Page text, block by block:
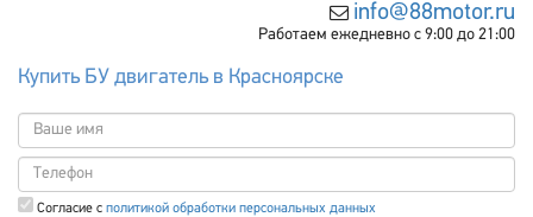
info@88motor.ru
Работаем ежедневно с 9:00 до 21:00
Купить БУ двигатель в Красноярске
Согласие с политикой обработки персональных данных